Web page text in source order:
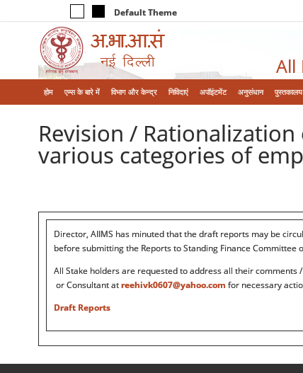
Default Theme
All
होम एम्‍स के बारे में विभाग और केन्‍द्र निविदाएं अपॉइंटमेंट अनुसंधान पुस्तकालय
Revision /
various categories of
Director, AIIMS has minuted that the draft reports may be
before submitting the Reports to Standing Finance Committee
All Stake holders are requested to address all their comments
or Consultant atreehivk0607@yahoo.com for necessary
Draft Reports